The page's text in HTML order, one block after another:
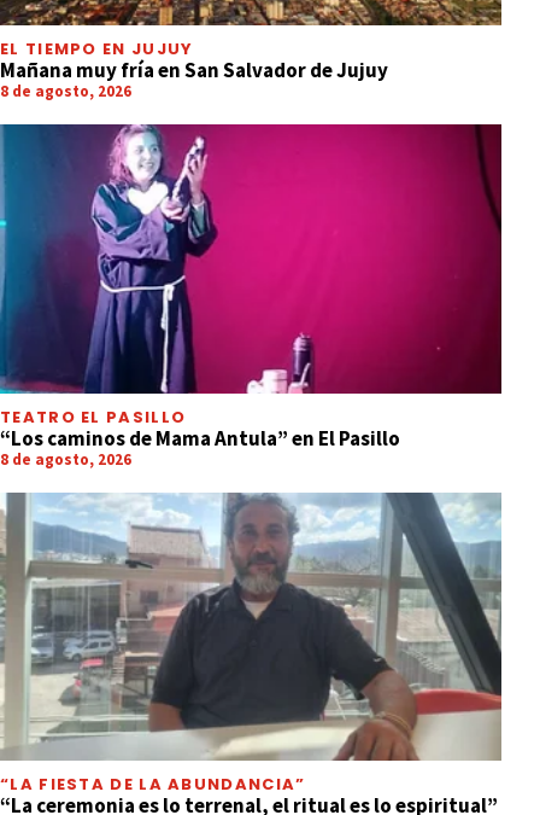
EL TIEMPO EN JUJUY
Mañana muy fría en San Salvador de Jujuy
8 de agosto, 2026
TEATRO EL PASILLO
“Los caminos de Mama Antula” en El Pasillo
8 de agosto, 2026
“LA FIESTA DE LA ABUNDANCIA”
“La ceremonia es lo terrenal, el ritual es lo espiritual”